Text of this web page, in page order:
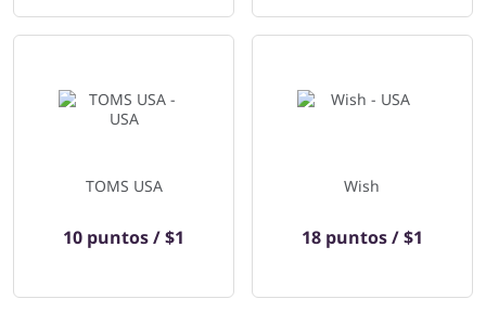
TOMS USA
10 puntos / $1
Wish
18 puntos / $1